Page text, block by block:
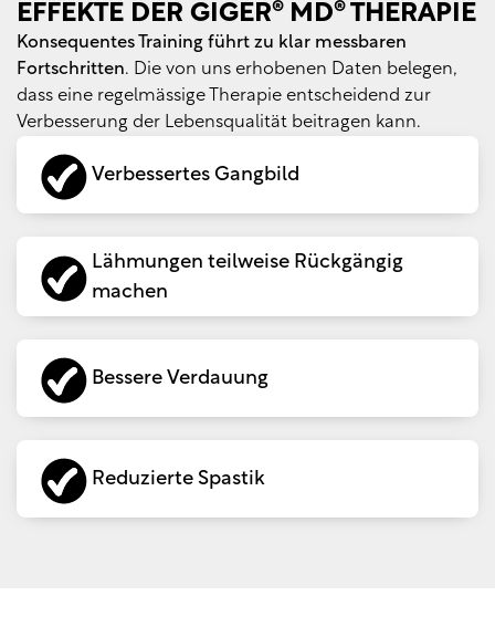
EFFEKTE DER GIGER® MD® THERAPIE
Konsequentes Training führt zu klar messbaren
Fortschritten. Die von uns erhobenen Daten belegen,
dass eine regelmässige Therapie entscheidend zur
Verbesserung der Lebensqualität beitragen kann.
Verbessertes Gangbild​
Lähmungen teilweise Rückgängig
machen
Bessere Verdauung
Reduzierte Spastik